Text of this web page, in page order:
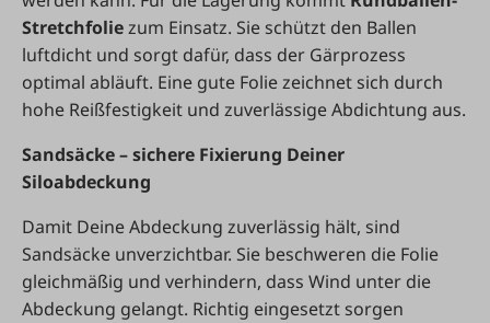
Stretchfoliezum Einsatz. Sie schützt den Ballen
luftdicht und sorgt dafür, dass der Gärprozess
optimal abläuft. Eine gute Folie zeichnet sich durch
hohe Reißfestigkeit und zuverlässige Abdichtung aus.
Sandsäcke – sichere Fixierung Deiner
Siloabdeckung
Damit Deine Abdeckung zuverlässig hält, sind
Sandsäcke unverzichtbar. Sie beschweren die Folie
gleichmäßig und verhindern, dass Wind unter die
Abdeckung gelangt. Richtig eingesetzt sorgen